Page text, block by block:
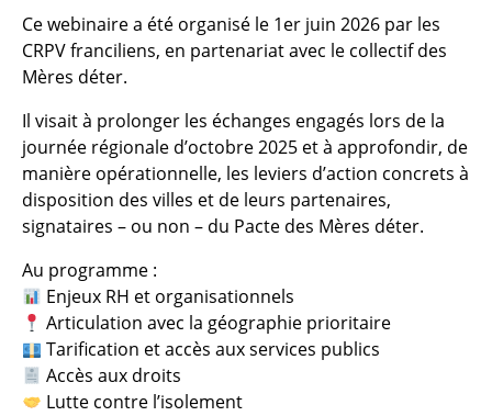
Ce webinaire a été organisé le 1er juin 2026 par les
CRPV franciliens, en partenariat avec le collectif des
Mères déter.
Il visait à prolonger les échanges engagés lors de la
journée régionale d’octobre 2025 et à approfondir, de
manière opérationnelle, les leviers d’action concrets à
disposition des villes et de leurs partenaires,
signataires – ou non – du Pacte des Mères déter.
Au programme :
Enjeux RH et organisationnels
Articulation avec la géographie prioritaire
Tarification et accès aux services publics
Accès aux droits
Lutte contre l’isolement